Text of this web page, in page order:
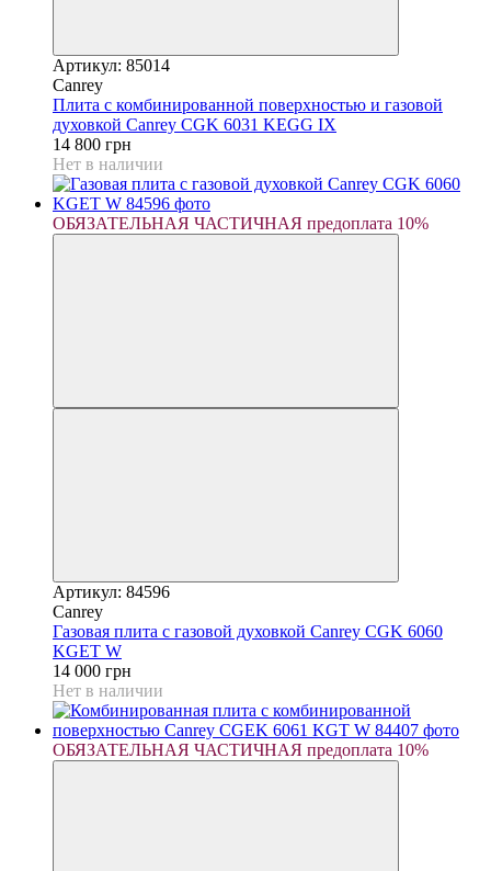
Артикул: 85014
Canrey
Плита с комбинированной поверхностью и газовой
духовкой Canrey CGK 6031 KEGG IX
14 800 грн
Нет в наличии
ОБЯЗАТЕЛЬНАЯ ЧАСТИЧНАЯ предоплата 10%
Артикул: 84596
Canrey
Газовая плита с газовой духовкой Canrey CGK 6060
KGET W
14 000 грн
Нет в наличии
ОБЯЗАТЕЛЬНАЯ ЧАСТИЧНАЯ предоплата 10%